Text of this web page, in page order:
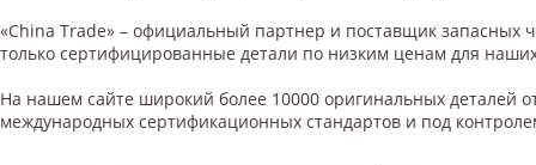
«China Trade» – официальный партнер и поставщик запасных
только сертифицированные детали по низким ценам для
На нашем сайте широкий более 10000 оригинальных деталей
международных сертификационных стандартов и под